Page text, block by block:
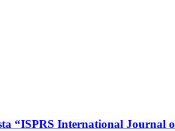
“ISPRS International Journal